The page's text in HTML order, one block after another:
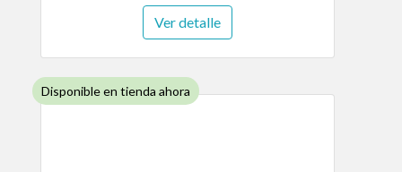
Ver detalle
Disponible en tienda ahora